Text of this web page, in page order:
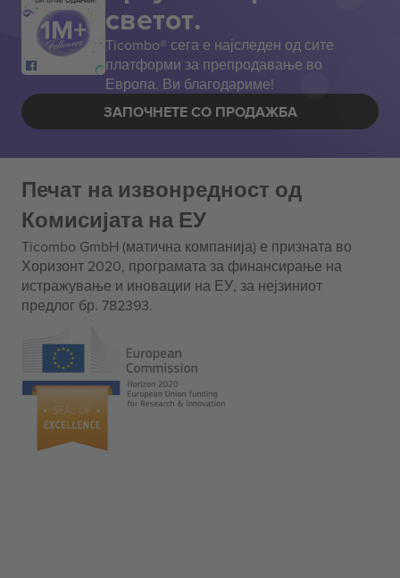
светот.
Ticombo® сега е најследен од сите
платформи за препродавање во
Европа. Ви благодариме!
ЗАПОЧНЕТЕ СО ПРОДАЖБА
Печат на извонредност од
Комисијата на ЕУ
Ticombo GmbH (матична компанија) е призната во
Хоризонт 2020, програмата за финансирање на
истражување и иновации на ЕУ, за нејзиниот
предлог бр. 782393.